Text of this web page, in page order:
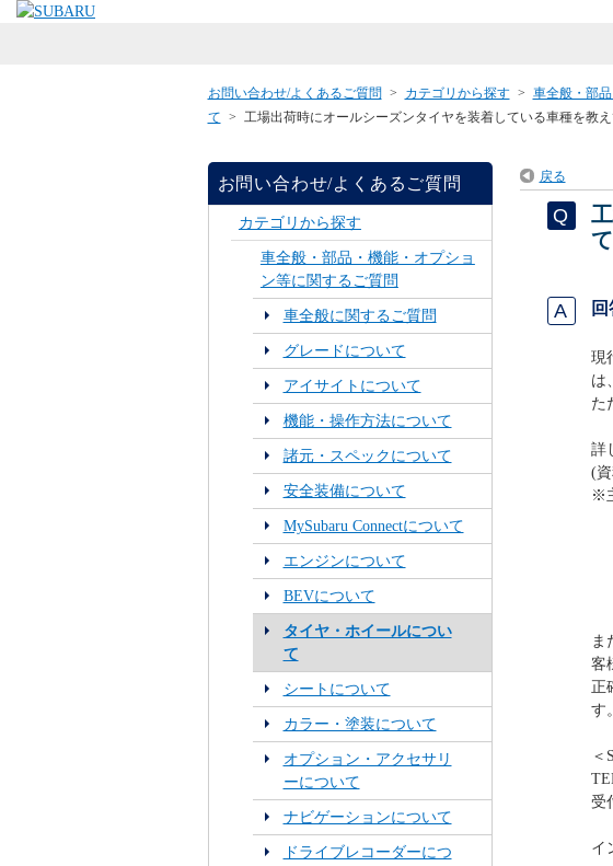
お問い合わせ/よくあるご質問 > カテゴリから探す > 車全般・部
て > 工場出荷時にオールシーズンタイヤを装着している車種を教え
お問い合わせ/よくあるご質問
カテゴリから探す
車全般・部品・機能・オプショ
ン等に関するご質問
車全般に関するご質問
グレードについて
アイサイトについて
機能・操作方法について
諸元・スペックについて
安全装備について
MySubaru Connectについて
エンジンについて
BEVについて
タイヤ・ホイールについ
て
シートについて
カラー・塗装について
オプション・アクセサリ
ーについて
ナビゲーションについて
ドライブレコーダーにつ
戻る
現
は
た
詳
(
※
ま
客
正
す。
＜
受
イ